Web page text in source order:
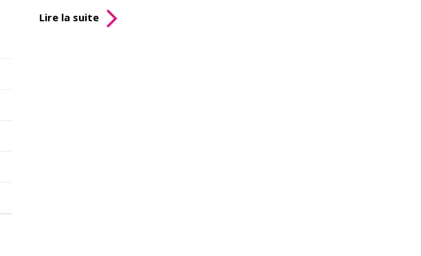
Lire la suiteFragile
équilibre,